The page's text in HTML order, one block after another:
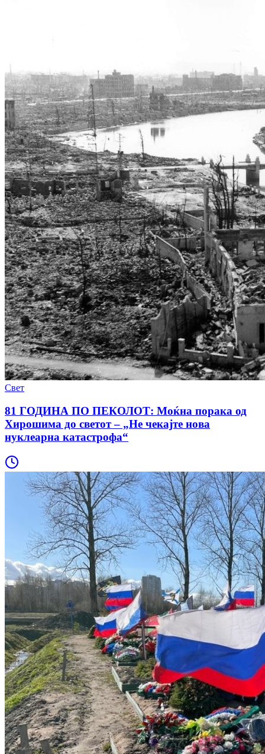
Свет
81 ГОДИНА ПО ПЕКОЛОТ: Моќна порака од
Хирошима до светот – „Не чекајте нова
нуклеарна катастрофа“